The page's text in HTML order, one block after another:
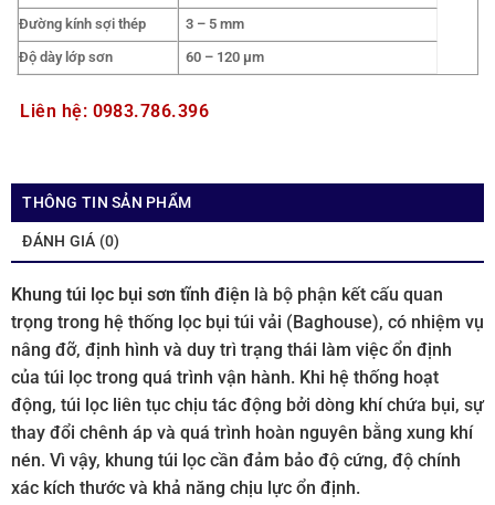
Đường kính sợi thép
3 – 5 mm
Độ dày lớp sơn
60 – 120 µm
Liên hệ: 0983.786.396
THÔNG TIN SẢN PHẨM
ĐÁNH GIÁ (0)
Khung túi lọc bụi sơn tĩnh điện là bộ phận kết cấu quan
trọng trong hệ thống lọc bụi túi vải (Baghouse), có nhiệm vụ
nâng đỡ, định hình và duy trì trạng thái làm việc ổn định
của túi lọc trong quá trình vận hành. Khi hệ thống hoạt
động, túi lọc liên tục chịu tác động bởi dòng khí chứa bụi, sự
thay đổi chênh áp và quá trình hoàn nguyên bằng xung khí
nén. Vì vậy, khung túi lọc cần đảm bảo độ cứng, độ chính
xác kích thước và khả năng chịu lực ổn định.